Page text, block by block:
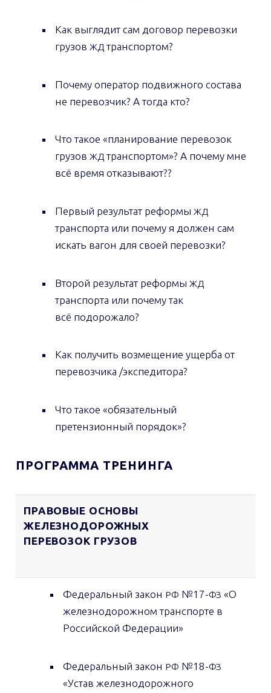
Как выглядит сам договор перевозки
грузов ЖД транспортом?
Почему оператор подвижного состава
не перевозчик? А тогда кто?
Что такое «планирование перевозок
грузов ЖД транспортом»? А почему мне
всё время отказывают??
Первый результат реформы ЖД
транспорта или почему я должен сам
искать вагон для своей перевозки?
Второй результат реформы ЖД
транспорта или почему так
всё подорожало?
Как получить возмещение ущерба от
перевозчика /экспедитора?
Что такое «обязательный
претензионный порядок»?
ПРОГРАММА ТРЕНИНГА
ПРАВОВЫЕ ОСНОВЫ
ЖЕЛЕЗНОДОРОЖНЫХ
ПЕРЕВОЗОК ГРУЗОВ
Федеральный закон РФ №17-ФЗ «О
железнодорожном транспорте в
Российской Федерации»
Федеральный закон РФ №18-ФЗ
«Устав железнодорожного